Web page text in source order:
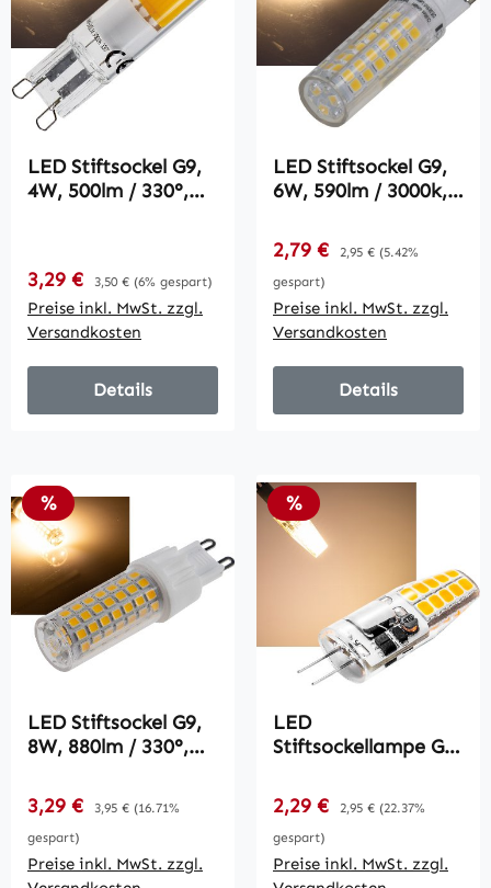
LED Stiftsockel G9,
4W, 500lm / 330°,
Verkaufspreis:
3,29 € Regulärer Preis:
3,50 € (6% gespart)
Preise inkl. MwSt. zzgl.
Versandkosten
Details
LED Stiftsockel G9,
6W, 590lm / 3000k,
warmweiß
Verkaufspreis:
2,79 € Regulärer Preis:
2,95 € (5.42%
gespart)
Preise inkl. MwSt. zzgl.
Versandkosten
Details
Rabatt
%
LED Stiftsockel G9,
8W, 880lm / 330°,
warmweiß
Verkaufspreis:
3,29 € Regulärer Preis:
3,95 € (16.71%
gespart)
Preise inkl. MwSt. zzgl.
Rabatt
%
LED
Stiftsockellampe G4
200lm, 300°,
12V/2W, warmweiß
Verkaufspreis:
2,29 € Regulärer Preis:
2,95 € (22.37%
gespart)
Preise inkl. MwSt. zzgl.